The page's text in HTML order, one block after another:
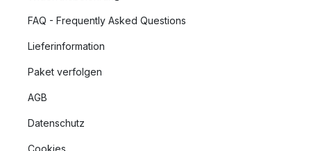
FAQ - Frequently Asked Questions
Lieferinformation
Paket verfolgen
AGB
Datenschutz
Cookies